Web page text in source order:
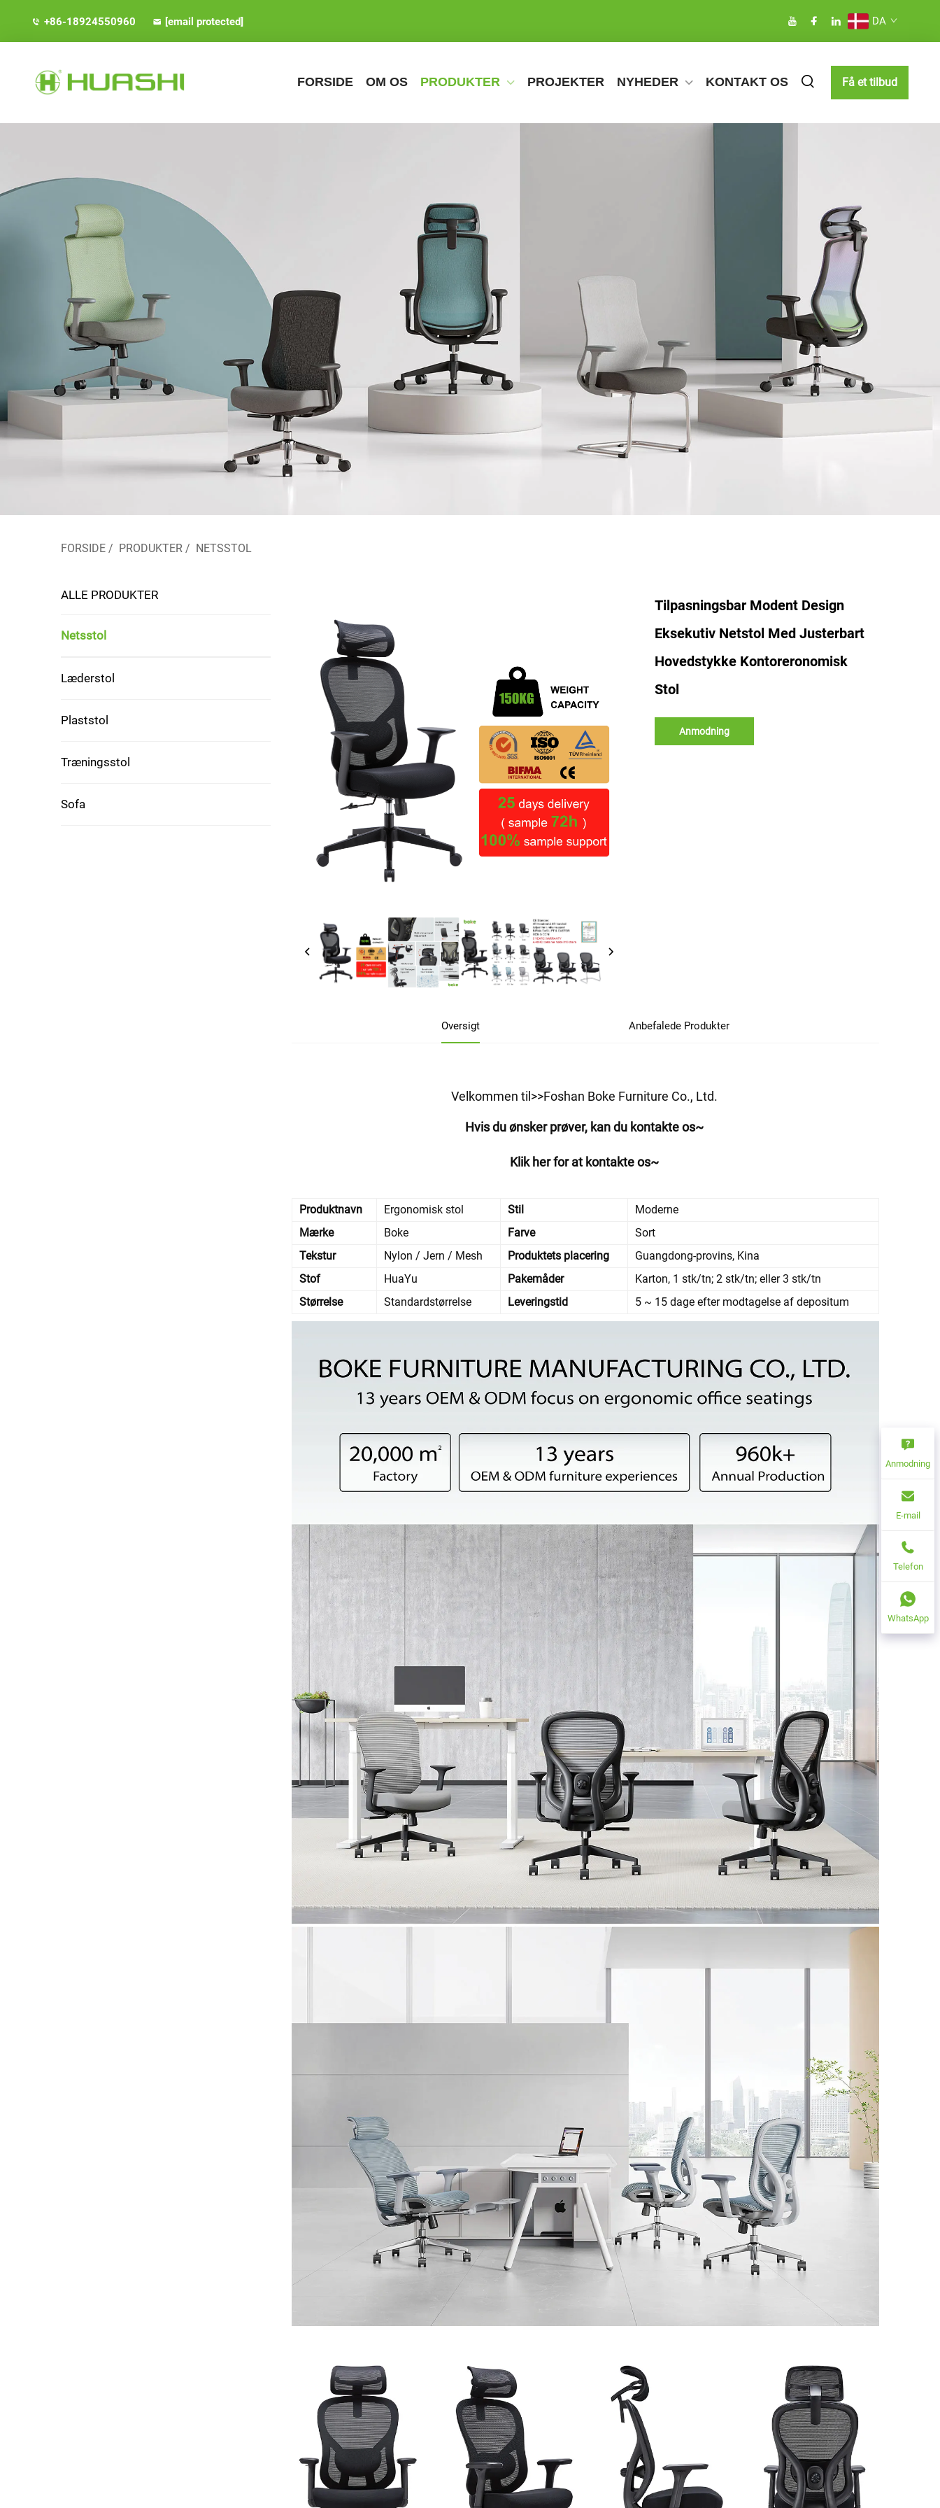
+86-18924550960 [email protected] DA
FORSIDE OM OS PRODUKTER PROJEKTER NYHEDER KONTAKT OS Få et tilbud
FORSIDE / PRODUKTER / NETSSTOL
ALLE PRODUKTER
Netsstol
Læderstol
Plaststol
Træningsstol
Sofa
Tilpasningsbar Modent Design
Eksekutiv Netstol Med Justerbart
Hovedstykke Kontoreronomisk
Stol
Anmodning
Oversigt Anbefalede Produkter
Velkommen til>>Foshan Boke Furniture Co., Ltd.
Hvis du ønsker prøver, kan du kontakte os~
Klik her for at kontakte os~
Produktnavn Ergonomisk stol Stil
Moderne
Mærke
Boke Farve
Sort
Tekstur
Nylon / Jern / Mesh Produktets placering
Guangdong-provins, Kina
Stof
HuaYu Pakemåder
Karton, 1 stk/tn; 2 stk/tn; eller 3 stk/tn
Størrelse
Standardstørrelse Leveringstid 5 ~ 15 dage efter modtagelse af depositum
Anmodning
E-mail
Telefon
WhatsApp